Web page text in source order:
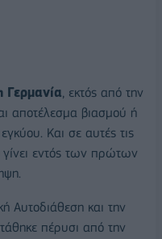
Γερμανία, εκτός από την
αποτέλεσμα βιασμού ή
Και σε αυτές τις
γίνει εντός των πρώτων
Αυτοδιάθεση και την
πέρυσι από την